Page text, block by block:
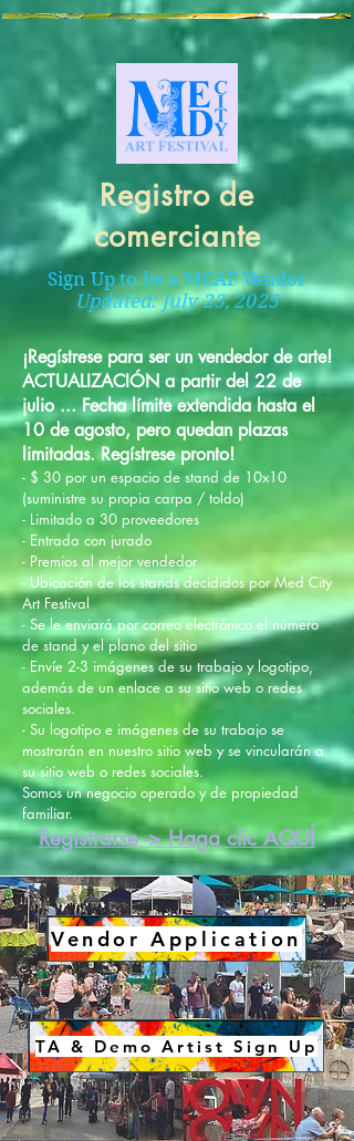
Registro de
comerciante
Sign Up to be a MCAF Vendor
Updated: July 23, 2025
¡Regístrese para ser un vendedor de arte!
ACTUALIZACIÓN a partir del 22 de
julio ... Fecha límite extendida hasta el
10 de agosto, pero quedan plazas
limitadas. Regístrese pronto!
- $ 30 por un espacio de stand de 10x10
(suministre su propia carpa / toldo)
- Limitado a 30 proveedores
- Entrada con jurado
- Premios al mejor vendedor
- Ubicación de los stands decididos por Med City
Art Festival
- Se le enviará por correo electrónico el número
de stand y el plano del sitio
- Envíe 2-3 imágenes de su trabajo y logotipo,
además de un enlace a su sitio web o redes
sociales.
- Su logotipo e imágenes de su trabajo se
mostrarán en nuestro sitio web y se vincularán a
su sitio web o redes sociales.
Somos un negocio operado y de propiedad
familiar.
Registrarse -> Haga clic AQUÍ
Vendor Application
TA & Demo Artist Sign Up